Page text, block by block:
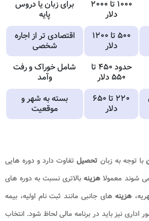
۱۰۰۰ تا ۲۰۰۰
دلار
برای زبان یا دروس
پایه
۵۰۰ تا ۱۲۰۰
دلار
اقتصادی تر از اجاره
شخصی
حدود ۴۵۰ تا
۵۵۰ دلار
شامل خوراک و رفت
وآمد
۲۲۰ تا ۶۵۰
دلار
بسته به شهر و
موقعیت
با توجه به زبان تحصیل تفاوت دارد و دوره هایی
شوند معمولا هزینه بالاتری نسبت به دوره های
هزینه های جانبی مانند ثبت نام اولیه، بیمه
اداری نیز باید در برنامه مالی لحاظ شود. انتخاب